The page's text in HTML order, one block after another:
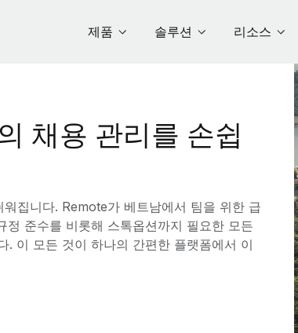
제품 솔루션 리소스
채용 관리를 손쉽
집니다. Remote가 베트남에서 팀을 위한 급
정 준수를 비롯해 스톡옵션까지 필요한 모든
. 이 모든 것이 하나의 간편한 플랫폼에서 이